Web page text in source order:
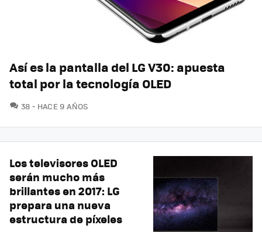
Así es la pantalla del LG V30: apuesta
total por la tecnología OLED
38 COMENTARIOS
HACE 9 AÑOS
Los televisores OLED
serán mucho más
brillantes en 2017: LG
prepara una nueva
estructura de píxeles